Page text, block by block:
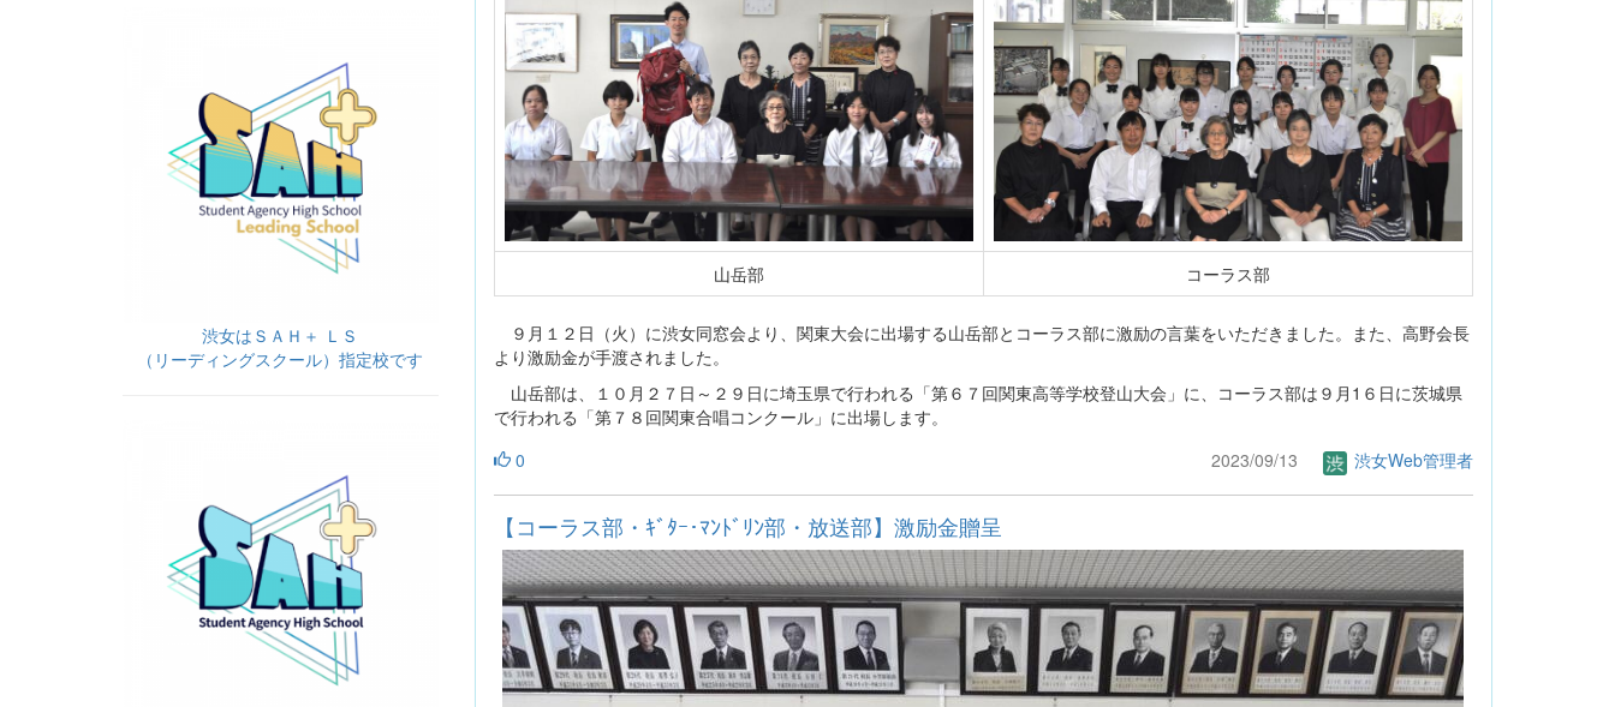
山岳部 コーラス部
９月１２日（火）に渋女同窓会より、関東大会に出場する山岳部とコーラス部に激励の言葉をいただきました。また、高野会長
より激励金が手渡されました。
山岳部は、１０月２７日～２９日に埼玉県で行われる「第６７回関東高等学校登山大会」に、コーラス部は９月1６日に茨城県
で行われる「第７８回関東合唱コンクール」に出場します。
0
2023/09/13 渋女Web管理者
【コーラス部・ｷﾞﾀｰ･ﾏﾝﾄﾞﾘﾝ部・放送部】激励金贈呈
渋女はＳＡＨ＋ ＬＳ
（リーディングスクール）指定校です